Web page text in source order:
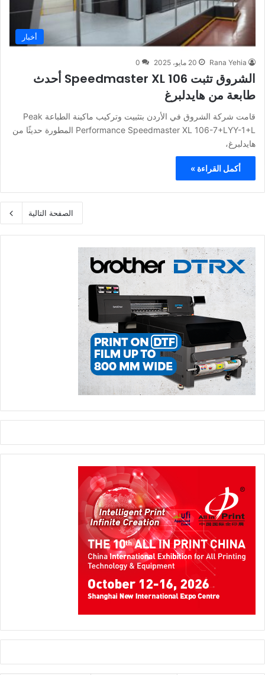
أخبار
Rana Yehia 20 مايو، 2025 0
الشروق تثبت Speedmaster XL 106 أحدث
طابعة من هايدلبرغ
قامت شركة الشروق في الأردن بتثبيت وتركيب ماكينة الطباعة Peak
Performance Speedmaster XL 106-7+LYY-1+L المطورة حديثًا من
هايدلبرغ،
أكمل القراءة »
الصفحة التالية